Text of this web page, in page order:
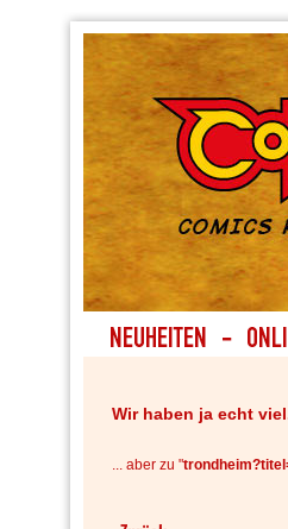
Wir haben ja echt
... aber zu "